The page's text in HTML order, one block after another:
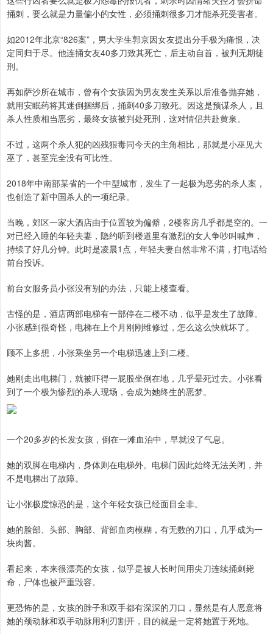
捅刺，要么就是力量偏小的女性，必须捅刺很多刀才能杀死受害者。
如2012年北京“826案”，男大学生郭京因女友提出分手极为痛恨，决
定同归于尽。他连捅女友40多刀致其死亡，后主动自首，被判无期徒
刑。
再如萨沙所在城市，曾有个女孩因为男友发生关系以后准备抛弃她，
就用安眠药将其迷倒捆绑后，捅刺40多刀致死。因这是预谋杀人，且
杀人性质相当恶劣，最终女孩被判处死刑，这对情侣共赴黄泉。
不过，这两个杀人犯的凶残狠毒同今天的主角相比，那就是小巫见大
巫了，甚至完全没有可比性。
2018年中南部某省的一个中型城市，发生了一起极为恶劣的杀人案，
也创造了新中国杀人的一项纪录。
当晚，郊区一家大酒店由于位置较为偏僻，2楼客房几乎都是空的。一
对已经入睡的年轻夫妻，隐约听到楼道里有激烈的女人争吵叫喊声，
持续了好几分钟。此时是凌晨1点，年轻夫妻自然非常不满，打电话给
前台投诉。
前台女服务员小张没有别的办法，只能上楼查看。
古怪的是，酒店两部电梯有一部停在二楼不动，似乎是发生了故障。
小张感到很奇怪，电梯在上个月刚刚维修过，怎么这么快就坏了。
顾不上多想，小张乘坐另一个电梯迅速上到二楼。
她刚走出电梯门，就被吓得一屁股坐倒在地，几乎晕死过去。小张看
到了一个极为惨烈的杀人现场，会成为她终生的恶梦。
一个20多岁的长发女孩，倒在一滩血泊中，早就没了气息。
她的双脚在电梯内，身体则在电梯外。电梯门因此始终无法关闭，并
不是电梯出了故障。
让小张极度惊恐的是，这个年轻女孩已经面目全非。
她的脸部、头部、胸部、背部血肉模糊，有无数的刀口，几乎成为一
块肉酱。
看起来，本来很漂亮的女孩，似乎是被人长时间用尖刀连续捅刺毙
命，尸体也被严重毁容。
更恐怖的是，女孩的脖子和双手都有深深的刀口，显然是有人恶意将
她的颈动脉和双手动脉用利刃割开，目的就是一定将她置于死地。